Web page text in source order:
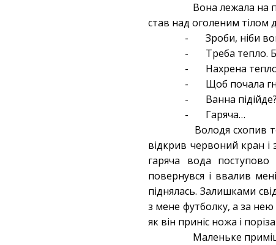
Вона лежала на
став над оголеним тілом
- Зроби, ніби
- Треба тепло.
- Нахрена
- Щоб почала
- Ванна підійде?
- Гаряча…
Володя схопив
відкрив червоний кран і
гаряча вода
повернувся і ввалив
піднялась. Залишками
з мене футболку, а за нею
як він приніс ножа і
Маленьке